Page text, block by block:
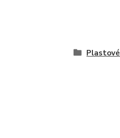
Plastové